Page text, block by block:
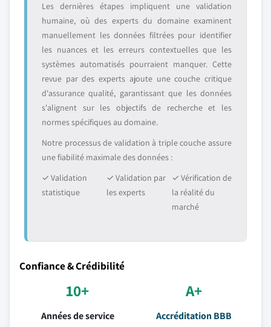
Les dernières étapes impliquent une validation
humaine, où des experts du domaine examinent
manuellement les données filtrées pour identifier
les nuances et les erreurs contextuelles que les
systèmes automatisés pourraient manquer. Cette
revue par des experts ajoute une couche critique
d'assurance qualité, garantissant que les données
s'alignent sur les objectifs de recherche et les
normes spécifiques au domaine.
Notre processus de validation à triple couche assure
une fiabilité maximale des données :
✓ Validation
statistique
✓ Validation par
les experts
✓ Vérification de
la réalité du
marché
Confiance & Crédibilité
10+
Années de service
A+
Accréditation BBB